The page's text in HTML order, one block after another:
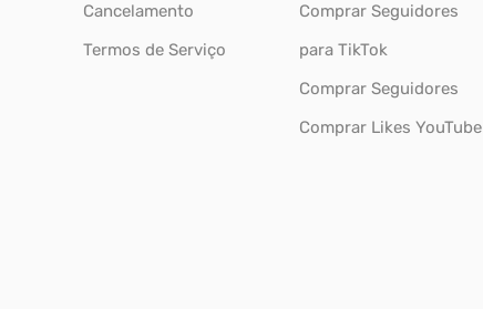
Cancelamento
Termos de Serviço
Comprar Seguidores
para TikTok
Comprar Seguidores
Comprar Likes YouTube